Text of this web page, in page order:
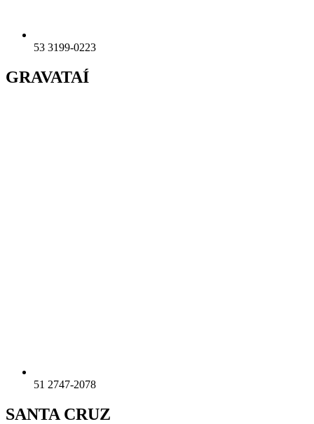
53 3199-0223
GRAVATAÍ
51 2747-2078
SANTA CRUZ